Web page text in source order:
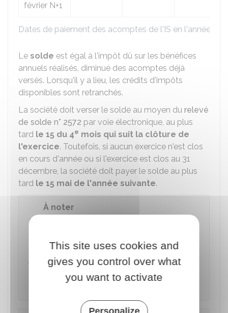
Dates de paiement des acomptes de l'IS en l'année N
février N+1
Le solde est égal à l'impôt dû sur les bénéfices
annuels réalisés, diminué des acomptes déjà
versés. Lorsqu'il y a lieu, les crédits d'impôts
disponibles sont retranchés.
La société doit verser le solde au moyen du relevé
de solde n° 2572 par voie électronique, au plus
tard le 15 du 4e mois qui suit la clôture de
l'exercice. Toutefois, si aucun exercice n'est clos
en cours d'année ou si l'exercice est clos au 31
décembre, la société doit payer le solde au plus
tard le 15 mai de l'année suivante.
À noter
Lorsque le paiement de l'IS fait apparaître un
remboursé d'officeà la société dans les 30
jours à compter du dépôt du relevé de solde.
L'excédent peut également être imputé sur le
premier acompte de l'exercice suivant.
This site uses cookies and
gives you control over what
you want to activate
Personalize